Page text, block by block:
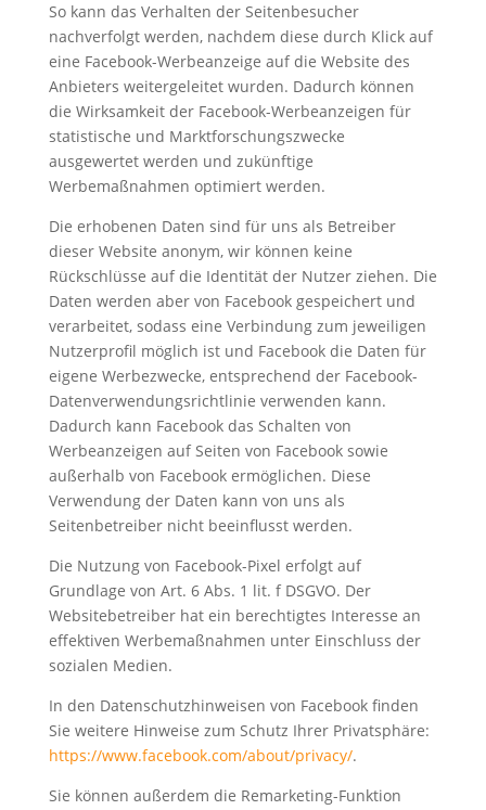
So kann das Verhalten der Seitenbesucher
nachverfolgt werden, nachdem diese durch Klick auf
eine Facebook-Werbeanzeige auf die Website des
Anbieters weitergeleitet wurden. Dadurch können
die Wirksamkeit der Facebook-Werbeanzeigen für
statistische und Marktforschungszwecke
ausgewertet werden und zukünftige
Werbemaßnahmen optimiert werden.
Die erhobenen Daten sind für uns als Betreiber
dieser Website anonym, wir können keine
Rückschlüsse auf die Identität der Nutzer ziehen. Die
Daten werden aber von Facebook gespeichert und
verarbeitet, sodass eine Verbindung zum jeweiligen
Nutzerprofil möglich ist und Facebook die Daten für
eigene Werbezwecke, entsprechend der Facebook-
Datenverwendungsrichtlinie verwenden kann.
Dadurch kann Facebook das Schalten von
Werbeanzeigen auf Seiten von Facebook sowie
außerhalb von Facebook ermöglichen. Diese
Verwendung der Daten kann von uns als
Seitenbetreiber nicht beeinflusst werden.
Die Nutzung von Facebook-Pixel erfolgt auf
Grundlage von Art. 6 Abs. 1 lit. f DSGVO. Der
Websitebetreiber hat ein berechtigtes Interesse an
effektiven Werbemaßnahmen unter Einschluss der
sozialen Medien.
In den Datenschutzhinweisen von Facebook finden
Sie weitere Hinweise zum Schutz Ihrer Privatsphäre:
https://www.facebook.com/about/privacy/.
Sie können außerdem die Remarketing-Funktion